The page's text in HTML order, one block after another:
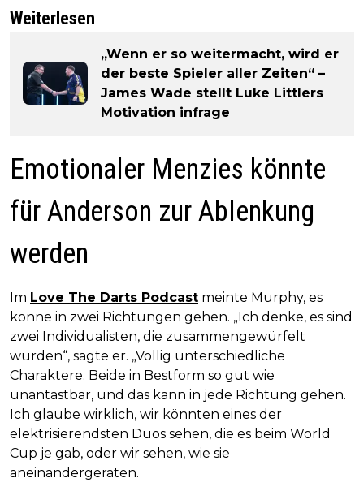
Weiterlesen
„Wenn er so weitermacht, wird er
der beste Spieler aller Zeiten“ –
James Wade stellt Luke Littlers
Motivation infrage
Emotionaler Menzies könnte
für Anderson zur Ablenkung
werden
Im Love The Darts Podcast meinte Murphy, es
könne in zwei Richtungen gehen. „Ich denke, es sind
zwei Individualisten, die zusammengewürfelt
wurden“, sagte er. „Völlig unterschiedliche
Charaktere. Beide in Bestform so gut wie
unantastbar, und das kann in jede Richtung gehen.
Ich glaube wirklich, wir könnten eines der
elektrisierendsten Duos sehen, die es beim World
Cup je gab, oder wir sehen, wie sie
aneinandergeraten.